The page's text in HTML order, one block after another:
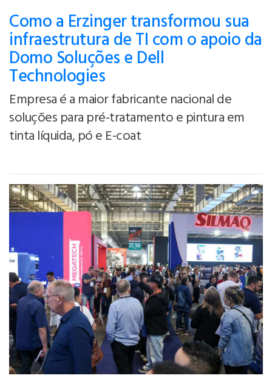
Como a Erzinger transformou sua
infraestrutura de TI com o apoio da
Domo Soluções e Dell
Technologies
Empresa é a maior fabricante nacional de
soluções para pré-tratamento e pintura em
tinta líquida, pó e E-coat